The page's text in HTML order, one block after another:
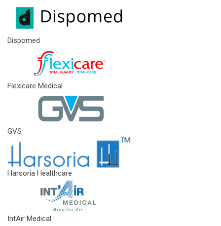
Dispomed
Flexicare Medical
GVS
Harsoria Healthcare
IntAir Medical